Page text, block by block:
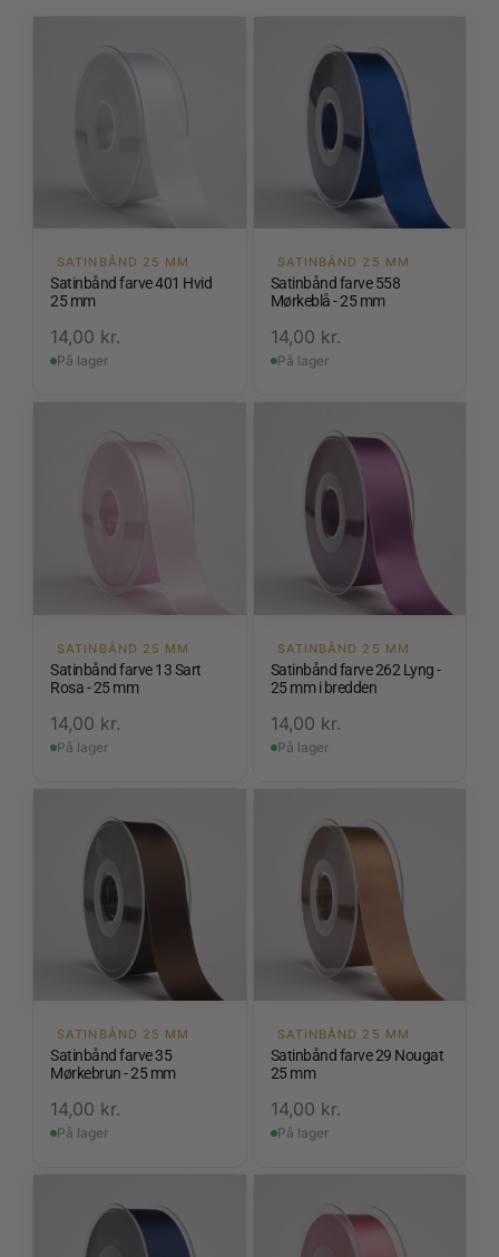
SATINBÅND 25 MM
Satinbånd farve 401 Hvid
25 mm
14,00 kr.
På lager
SATINBÅND 25 MM
Satinbånd farve 558
Mørkeblå - 25 mm
14,00 kr.
På lager
SATINBÅND 25 MM
Satinbånd farve 13 Sart
Rosa - 25 mm
14,00 kr.
På lager
SATINBÅND 25 MM
Satinbånd farve 262 Lyng -
25 mm i bredden
14,00 kr.
På lager
SATINBÅND 25 MM
Satinbånd farve 35
Mørkebrun - 25 mm
14,00 kr.
På lager
SATINBÅND 25 MM
Satinbånd farve 29 Nougat
25 mm
14,00 kr.
På lager